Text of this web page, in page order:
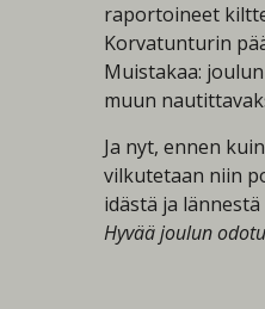
raportoineet
Korvatunturin
Muistakaa:
muun
Ja nyt, ennen
vilkutetaan niin
idästä ja
Hyvää joulun